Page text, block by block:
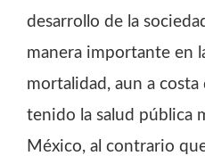
desarrollo de la
manera importante en
mortalidad, aun a
tenido la salud pública
México, al contrario